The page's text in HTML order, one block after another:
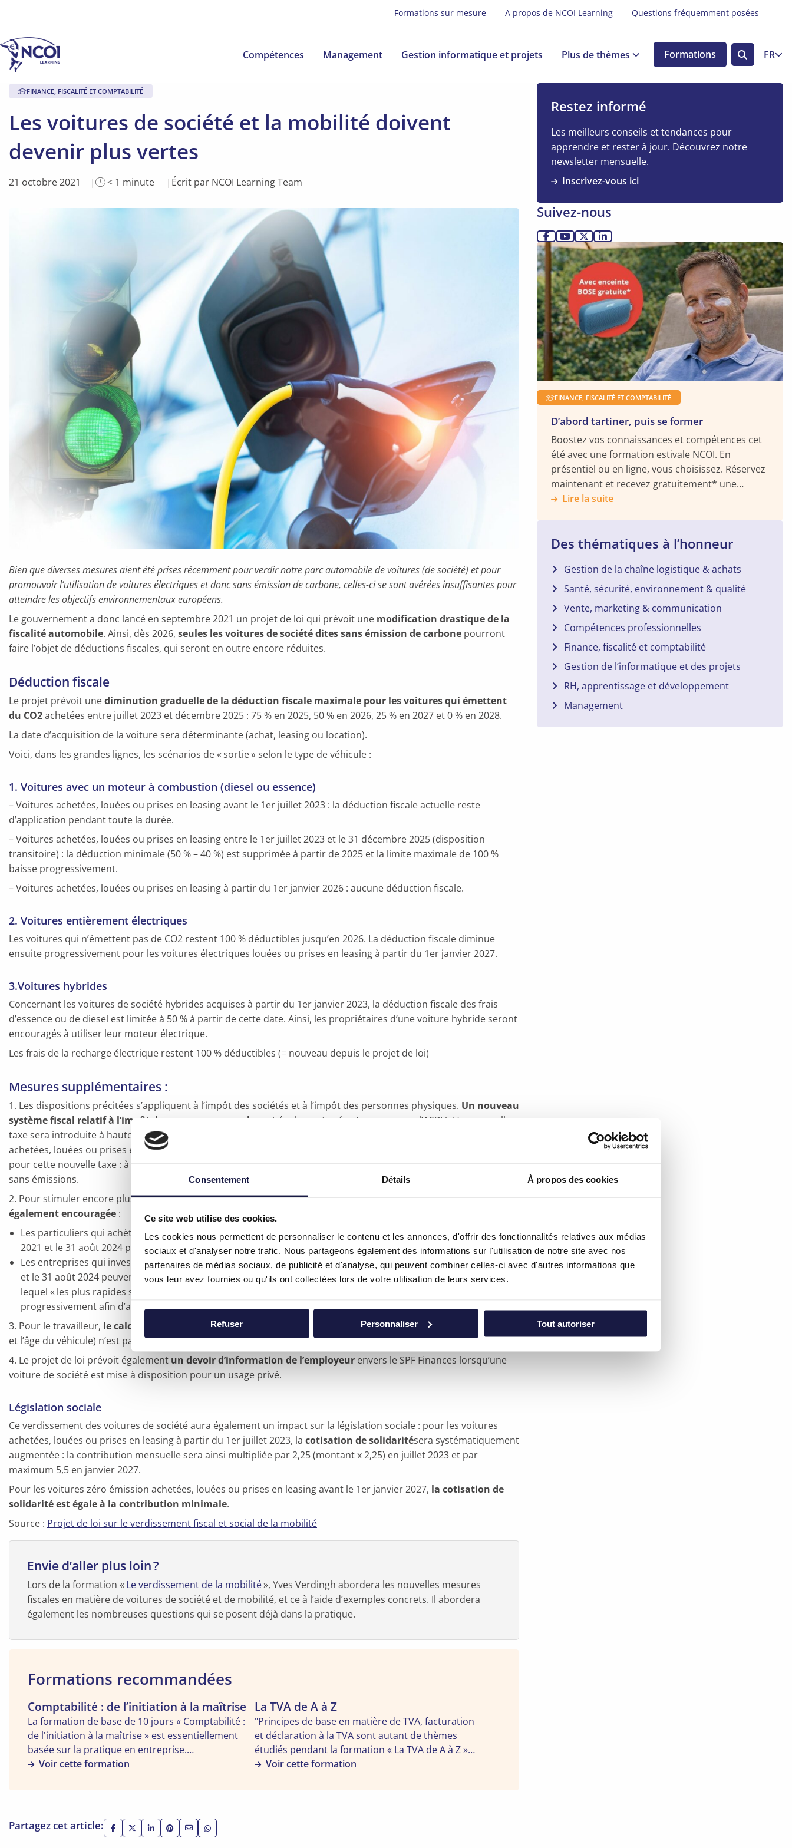
Consentement Détails À propos des cookies
Ce site web utilise des cookies.
Les cookies nous permettent de personnaliser le contenu et les annonces, d'offrir des fonctionnalités relatives aux médias
sociaux et d'analyser notre trafic. Nous partageons également des informations sur l'utilisation de notre site avec nos
partenaires de médias sociaux, de publicité et d'analyse, qui peuvent combiner celles-ci avec d'autres informations que
vous leur avez fournies ou qu'ils ont collectées lors de votre utilisation de leurs services.
Refuser Personnaliser Tout autoriser
Formations sur mesure A propos de NCOI Learning Questions fréquemment posées
Compétences Management Gestion informatique et projets Plus de thèmes Formations Search
button
FR
Les voitures de société et la mobilité doivent
devenir plus vertes
FINANCE, FISCALITÉ ET COMPTABILITÉ
21 octobre 2021
Temps
lecture
< 1 minute Écrit par NCOI Learning Team
Bien que diverses mesures aient été prises récemment pour verdir notre parc automobile de voitures (de société) et pour
promouvoir l’utilisation de voitures électriques et donc sans émission de carbone, celles-ci se sont avérées insuffisantes pour
atteindre les objectifs environnementaux européens.
Le gouvernement a donc lancé en septembre 2021 un projet de loi qui prévoit une modification drastique de la
fiscalité automobile. Ainsi, dès 2026, seules les voitures de société dites sans émission de carbone pourront
faire l’objet de déductions fiscales, qui seront en outre encore réduites.
Déduction fiscale
Le projet prévoit unediminution graduelle de la déduction fiscale maximale pour les voitures qui émettent
du CO2achetées entre juillet 2023 et décembre 2025 : 75 % en 2025, 50 % en 2026, 25 % en 2027 et 0 % en 2028.
La date d’acquisition de la voiture sera déterminante (achat, leasing ou location).
Voici, dans les grandes lignes, les scénarios de « sortie » selon le type de véhicule :
1. Voitures avec un moteur à combustion (diesel ou essence)
– Voitures achetées, louées ou prises en leasing avant le 1er juillet 2023 : la déduction fiscale actuelle reste
d’application pendant toute la durée.
– Voitures achetées, louées ou prises en leasing entre le 1er juillet 2023 et le 31 décembre 2025 (disposition
transitoire) : la déduction minimale (50 % – 40 %) est supprimée à partir de 2025 et la limite maximale de 100 %
baisse progressivement.
– Voitures achetées, louées ou prises en leasing à partir du 1er janvier 2026 : aucune déduction fiscale.
2. Voitures entièrement électriques
Les voitures qui n’émettent pas de CO2 restent 100 % déductibles jusqu’en 2026. La déduction fiscale diminue
ensuite progressivement pour les voitures électriques louées ou prises en leasing à partir du 1er janvier 2027.
3.Voitures hybrides
Concernant les voitures de société hybrides acquises à partir du 1er janvier 2023, la déduction fiscale des frais
d’essence ou de diesel est limitée à 50 % à partir de cette date. Ainsi, les propriétaires d’une voiture hybride seront
encouragés à utiliser leur moteur électrique.
Les frais de la recharge électrique restent 100 % déductibles (= nouveau depuis le projet de loi)
Mesures supplémentaires :
1. Les dispositions précitées s’appliquent à l’impôt des sociétés et à l’impôt des personnes physiques. Un nouveau
système fiscal relatif à l’impôt des personnes morales
est également prévu (comme pour l’ASBL). Une nouvelle
taxe sera introduite à hauteur de 25 %. Elle s’appliquera aux frais des voitures de société qui émettent du CO2 et
achetées, louées ou prises en leasing à partir du 1er janvier 2026. Aucune période de transition n’est donc prévue
pour cette nouvelle taxe : à partir de 2026 pour les voitures avec émissions et à partir de 2027 pour les voitures
sans émissions.
2. Pour stimuler encore plus la promotion des voitures électriques,
également encouragée :
Les particuliers qui achèteront et installeront une borne de recharge à leur domicile entre le 1er septembre
2021 et le 31 août 2024 pourront compter sur une réduction d’impôt sur l’investissement.
Les entreprises qui investissent dans une borne de recharge accessible au public entre le 1er septembre 2021
et le 31 août 2024 peuvent également compter sur une déduction de frais majorée. Ici aussi, le principe selon
lequel « les plus rapides sont les plus avantagés » s’applique : la déduction des frais sera supprimée
progressivement afin d’accélérer l’augmentation du nombre de stations de recharge.
3. Pour le travailleur, le calcul de l’avantage de toute nature
(basé sur la valeur catalogue, les émissions de CO2
et l’âge du véhicule) n’est pas modifié et rien ne change donc pour le moment.
4. Le projet de loi prévoit également un devoir d’information de l’employeur envers le SPF Finances lorsqu’une
voiture de société est mise à disposition pour un usage privé.
Législation sociale
Ce verdissement des voitures de société aura également un impact sur la législation sociale : pour les voitures
achetées, louées ou prises en leasing à partir du 1er juillet 2023, la cotisation de solidaritésera systématiquement
augmentée : la contribution mensuelle sera ainsi multipliée par 2,25 (montant x 2,25) en juillet 2023 et par
maximum 5,5 en janvier 2027.
Pour les voitures zéro émission achetées, louées ou prises en leasing avant le 1er janvier 2027, la cotisation de
solidarité est égale à la contribution minimale.
Source : Projet de loi sur le verdissement fiscal et social de la mobilité
Envie d’aller plus loin ?
Lors de la formation « Le verdissement de la mobilité», Yves Verdingh abordera les nouvelles mesures
fiscales en matière de voitures de société et de mobilité, et ce à l’aide d’exemples concrets. Il abordera
également les nombreuses questions qui se posent déjà dans la pratique.
Formations recommandées
Comptabilité : de l’initiation à la maîtrise
La formation de base de 10 jours « Comptabilité :
de l'initiation à la maîtrise » est essentiellement
basée sur la pratique en entreprise.
L'enregistrement comptable des opérations les
opérations avec TVA et les liens avec la déclaration
périodique à la TVA, la comptabilisation, les
Voir cette formation
Voir
la
formation
"Comptabilité
:
maîtrise"
La TVA de A à Z
"Principes de base en matière de TVA, facturation
et déclaration à la TVA sont autant de thèmes
étudiés pendant la formation « La TVA de A à Z »
dont un des objectifs majeurs est de vous
Voir cette formation
Voir
la
formation
"La
TVA
Partagez cet article:
ShareShareShareSharePartagerPartager
Restez informé
Les meilleurs conseils et tendances pour
apprendre et rester à jour. Découvrez notre
newsletter mensuelle.
Inscrivez-vous ici
Suivez-nous
Allez
sur
Facebook
Allez
sur
YouTube
Allez
sur
X
Allez
sur
LinkedIn
D’abord tartiner, puis se former
FINANCE, FISCALITÉ ET COMPTABILITÉ
Boostez vos connaissances et compétences cet
été avec une formation estivale NCOI. En
présentiel ou en ligne, vous choisissez. Réservez
maintenant et recevez gratuitement* une
enceinte BOSE Soundlink.
Lire la suite
Lire
la
suite
Des thématiques à l’honneur
Gestion de la chaîne logistique & achats
Santé, sécurité, environnement & qualité
Vente, marketing & communication
Compétences professionnelles
Finance, fiscalité et comptabilité
Gestion de l’informatique et des projets
RH, apprentissage et développement
Management